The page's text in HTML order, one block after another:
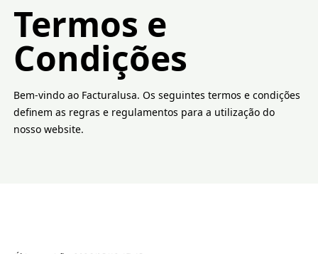
Termos e
Condições
Bem-vindo ao Facturalusa. Os seguintes termos e condições
definem as regras e regulamentos para a utilização do
nosso website.